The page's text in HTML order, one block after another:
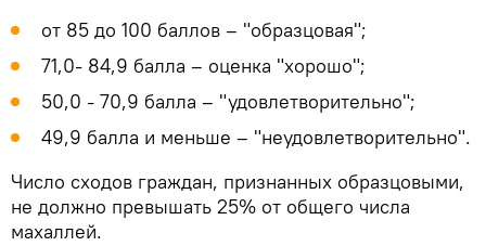
от 85 до 100 баллов – "образцовая";
71,0- 84,9 балла – оценка "хорошо";
50,0 - 70,9 балла – "удовлетворительно";
49,9 балла и меньше – "неудовлетворительно".
Число сходов граждан, признанных образцовыми,
не должно превышать 25% от общего числа
махаллей.